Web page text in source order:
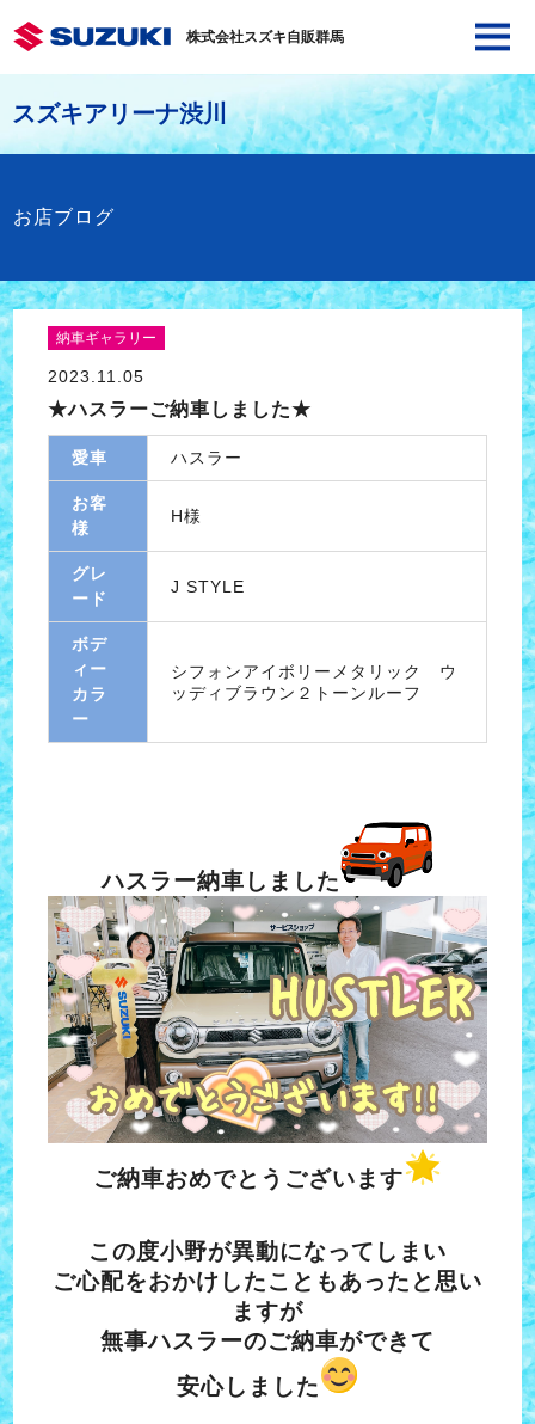
株式会社スズキ自販群馬
スズキアリーナ渋川
お店ブログ
納車ギャラリー
2023.11.05
★ハスラーご納車しました★
愛車 ハスラー
お客
様
H様
グレ
ード
J STYLE
ボデ
ィー
カラ
ー
シフォンアイボリーメタリック ウ
ッディブラウン２トーンルーフ
ハスラー納車しました
ご納車おめでとうございます
この度小野が異動になってしまい
ご心配をおかけしたこともあったと思い
ますが
無事ハスラーのご納車ができて
安心しました